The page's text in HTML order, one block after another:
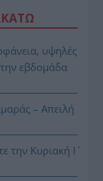
υψηλές
εβδομάδα
– Απειλή
την Κυριακή Ι΄